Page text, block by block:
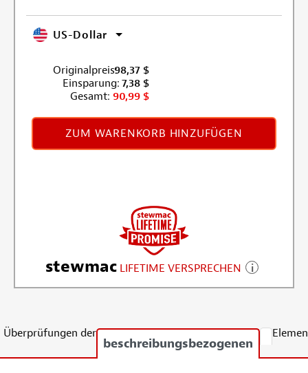
US-Dollar
Originalpreis:98,37 $
Einsparung: 7,38 $
Gesamt: 90,99 $
ZUM WARENKORB HINZUFÜGEN
stewmac LIFETIME VERSPRECHEN
Überprüfungen der
beschreibungsbezogenen